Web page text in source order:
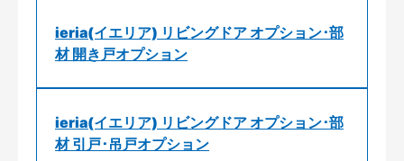
ieria(イエリア) リビングドア オプション･部
材 開き戸オプション
ieria(イエリア) リビングドア オプション･部
材 引戸･吊戸オプション